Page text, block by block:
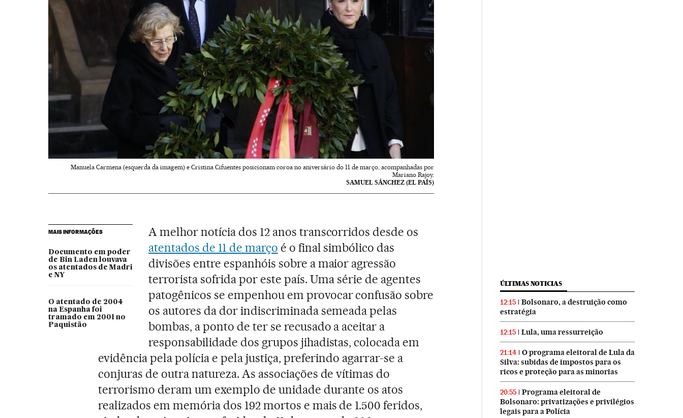
Manuela Carmena (esquerda da imagem) e Cristina Cifuentes posicionam coroa no aniversário do 11 de março, acompanhadas por
Mariano Rajoy.
SAMUEL SÁNCHEZ (EL PAÍS)
MAIS INFORMAÇÕES
Documento em poder
de Bin Laden louvava
os atentados de Madri
e NY
O atentado de 2004
na Espanha foi
tramado em 2001 no
Paquistão
A melhor notícia dos 12 anos transcorridos desde os
atentados de 11 de março é o final simbólico das
divisões entre espanhóis sobre a maior agressão
terrorista sofrida por este país. Uma série de agentes
patogênicos se empenhou em provocar confusão sobre
os autores da dor indiscriminada semeada pelas
bombas, a ponto de ter se recusado a aceitar a
responsabilidade dos grupos jihadistas, colocada em
evidência pela polícia e pela justiça, preferindo agarrar-se a
conjuras de outra natureza. As associações de vítimas do
terrorismo deram um exemplo de unidade durante os atos
realizados em memória dos 192 mortos e mais de 1.500 feridos,
ÚLTIMAS NOTICIAS
12:15
Bolsonaro, a destruição como
estratégia
12:15 Lula, uma ressurreição
21:14
O programa eleitoral de Lula da
Silva: subidas de impostos para os
ricos e proteção para as minorias
20:55
Programa eleitoral de
Bolsonaro: privatizações e privilégios
legais para a Polícia